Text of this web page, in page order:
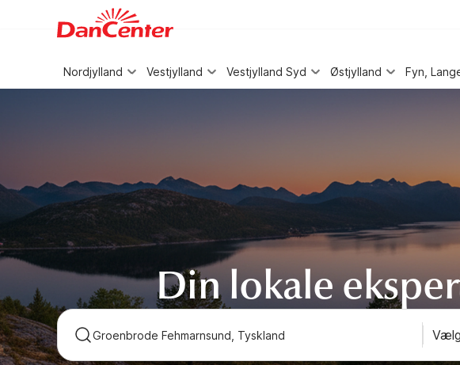
WIZARD MEMBER
Nordjylland Vestjylland Vestjylland Syd Østjylland Fyn,
Din lokale